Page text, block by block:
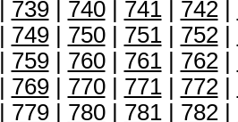
739| 740| 741| 742|
749| 750| 751| 752|
759| 760| 761| 762|
769| 770| 771| 772|
779| 780| 781| 782|